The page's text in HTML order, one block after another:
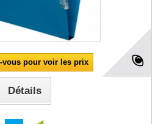
vous pour voir les prix
Détails